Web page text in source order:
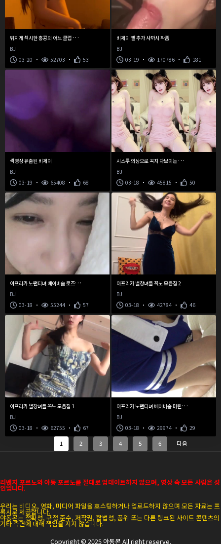
뒤
지게 섹시한 홍콩의 어느 클럽 디제이
BJ
03-20
52703 53
비제이 엘 추가 사까시 작품
BJ
03-19
170786 181
섹영상 유출된 비제이
BJ
03-19
65408 68
시
스루 의상으로 꼭지 다보이는 손밍 혜자방송
BJ
03-18
45815 50
아
프리카 노팬티녀 베이비솜 로즈티비로 이적
BJ
03-18
55244 57
아프리카 별창녀들 꼭노 모음집 2
BJ
03-18
42784 46
아프리카 별창녀들 꼭노 모음집 1
BJ
03-18
62755 67
아
프리카 노팬티녀 베이비솜 마린룩 방송중 빽보지 노출
BJ
03-18
29974 29
1 2 3 4 5 6 다음
리벤지 포르노와 아동 포르노를 절대로 업데이트하지 않으며, 영상 속 모든 사람은 성
인입니다.
우리는 비디오, 영화, 미디어 파일을 호스팅하거나 업로드하지 않으며 모든 자료는 프
록시로 제공합니다.
야동몬는 정확성, 규정 준수, 저작권, 합법성, 품위 또는 다른 링크된 사이트 콘텐츠의
기타 측면에 대해 책임을 지지 않습니다.
Copyright © 2025 야동몬 All right reserve.